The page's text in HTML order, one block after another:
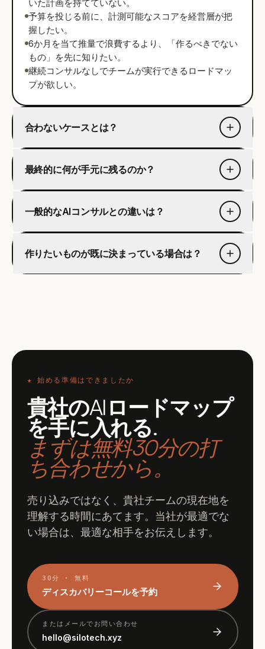
いた計画を持てていない。
予算を投じる前に、計測可能なスコアを経営層が把
握したい。
6か月を当て推量で浪費するより、「作るべきでない
もの」を先に知りたい。
継続コンサルなしでチームが実行できるロードマッ
プが欲しい。
合わないケースとは？
最終的に何が手元に残るのか？
一般的なAIコンサルとの違いは？
作りたいものが既に決まっている場合は？
★ 始める準備はできましたか
貴社のAIロードマップ
を手に入れる.
まずは無料30分の打
ち合わせから。
売り込みではなく、貴社チームの現在地を
理解する時間にあてます。当社が最適でな
い場合は、最適な相手をお伝えします。
30分 · 無料
ディスカバリーコールを予約
またはメールでお問い合わせ
hello@silotech.xyz